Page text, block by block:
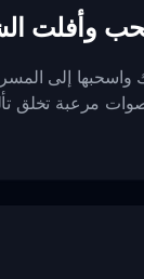
وأفلت
واسحبها إلى
مرعبة تخلق